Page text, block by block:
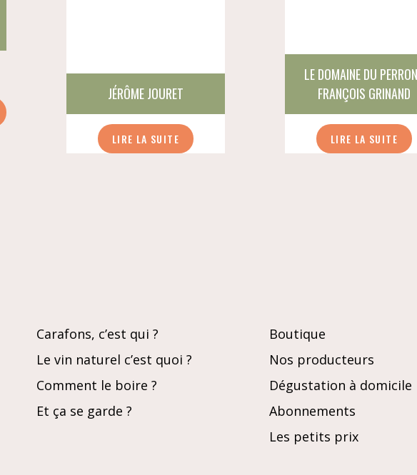
JÉRÔME JOURET
LIRE LA SUITE
LE DOMAINE DU
FRANÇOIS GRINAND
LIRE LA SUITE
Carafons, c’est qui ?
Le vin naturel c’est quoi ?
Comment le boire ?
Et ça se garde ?
Boutique
Nos producteurs
Dégustation à domicile
Abonnements
Les petits prix